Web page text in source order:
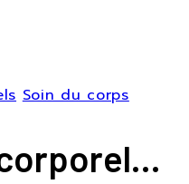
Soin du corps